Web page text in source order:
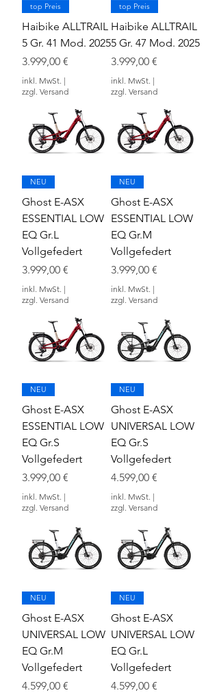
top Preis
Haibike ALLTRAIL
5 Gr. 41 Mod. 2025
Preis
3.999,00 €
inkl. MwSt. |
zzgl. Versand
top Preis
Haibike ALLTRAIL
5 Gr. 47 Mod. 2025
Preis
3.999,00 €
inkl. MwSt. |
zzgl. Versand
NEU
Ghost E-ASX
ESSENTIAL LOW
EQ Gr.L
Vollgefedert
Preis
3.999,00 €
inkl. MwSt. |
zzgl. Versand
NEU
Ghost E-ASX
ESSENTIAL LOW
EQ Gr.M
Vollgefedert
Preis
3.999,00 €
inkl. MwSt. |
zzgl. Versand
NEU
Ghost E-ASX
ESSENTIAL LOW
EQ Gr.S
Vollgefedert
Preis
3.999,00 €
inkl. MwSt. |
zzgl. Versand
NEU
Ghost E-ASX
UNIVERSAL LOW
EQ Gr.S
Vollgefedert
Preis
4.599,00 €
inkl. MwSt. |
zzgl. Versand
NEU
Ghost E-ASX
UNIVERSAL LOW
EQ Gr.M
Vollgefedert
Preis
4.599,00 €
NEU
Ghost E-ASX
UNIVERSAL LOW
EQ Gr.L
Vollgefedert
Preis
4.599,00 €